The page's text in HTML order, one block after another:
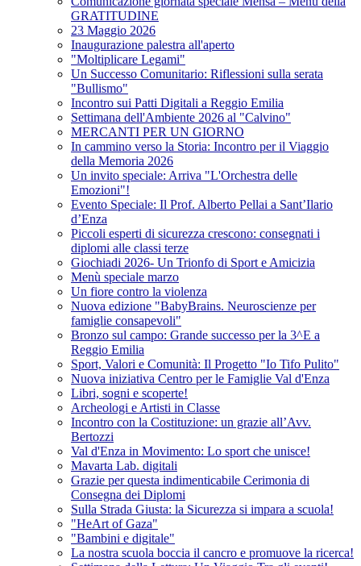
GRATITUDINE
23 Maggio 2026
Inaugurazione palestra all'aperto
"Moltiplicare Legami"
Un Successo Comunitario: Riflessioni sulla serata
"Bullismo"
Incontro sui Patti Digitali a Reggio Emilia
Settimana dell'Ambiente 2026 al "Calvino"
MERCANTI PER UN GIORNO
In cammino verso la Storia: Incontro per il Viaggio
della Memoria 2026
Un invito speciale: Arriva "L'Orchestra delle
Emozioni"!
Evento Speciale: Il Prof. Alberto Pellai a Sant’Ilario
d’Enza
Piccoli esperti di sicurezza crescono: consegnati i
diplomi alle classi terze
Giochiadi 2026- Un Trionfo di Sport e Amicizia
Menù speciale marzo
Un fiore contro la violenza
Nuova edizione "BabyBrains. Neuroscienze per
famiglie consapevoli"
Bronzo sul campo: Grande successo per la 3^E a
Reggio Emilia
Sport, Valori e Comunità: Il Progetto "Io Tifo Pulito"
Nuova iniziativa Centro per le Famiglie Val d'Enza
Libri, sogni e scoperte!
Archeologi e Artisti in Classe
Incontro con la Costituzione: un grazie all’Avv.
Bertozzi
Val d'Enza in Movimento: Lo sport che unisce!
Mavarta Lab. digitali
Grazie per questa indimenticabile Cerimonia di
Consegna dei Diplomi
Sulla Strada Giusta: la Sicurezza si impara a scuola!
"HeArt of Gaza"
"Bambini e digitale"
La nostra scuola boccia il cancro e promuove la ricerca!